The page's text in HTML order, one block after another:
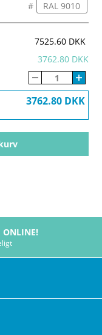
#
7525.60 DKK
3762.80 DKK
3762.80 DKK
ONLINE!